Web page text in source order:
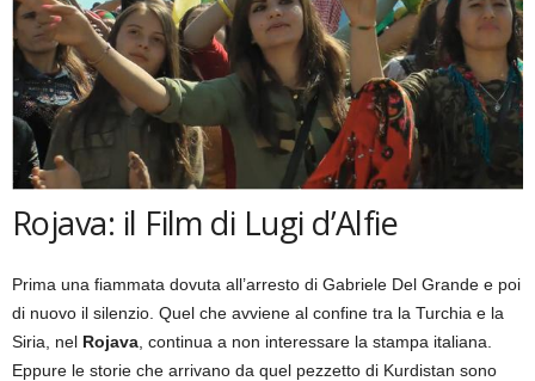
Rojava: il Film di Lugi d’Alfie
Prima una fiammata dovuta all’arresto di Gabriele Del Grande e poi
di nuovo il silenzio. Quel che avviene al confine tra la Turchia e la
Siria, nel Rojava , continua a non interessare la stampa italiana.
Eppure le storie che arrivano da quel pezzetto di Kurdistan sono